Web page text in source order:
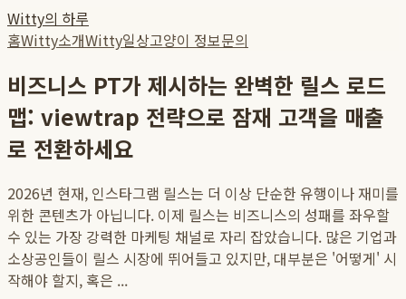
Witty의 하루
홈Witty소개Witty일상고양이 정보문의
비즈니스 PT가 제시하는 완벽한 릴스 로드
맵: viewtrap 전략으로 잠재 고객을 매출
로 전환하세요
2026년 현재, 인스타그램 릴스는 더 이상 단순한 유행이나 재미를
위한 콘텐츠가 아닙니다. 이제 릴스는 비즈니스의 성패를 좌우할
수 있는 가장 강력한 마케팅 채널로 자리 잡았습니다. 많은 기업과
소상공인들이 릴스 시장에 뛰어들고 있지만, 대부분은 '어떻게' 시
작해야 할지, 혹은 ...